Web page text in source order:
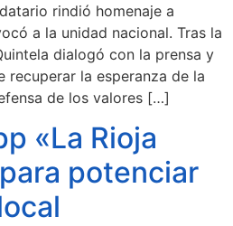
rindió homenaje a
a la unidad nacional. Tras la
dialogó con la prensa y
recuperar la esperanza de la
de los valores […]
«La Rioja
potenciar